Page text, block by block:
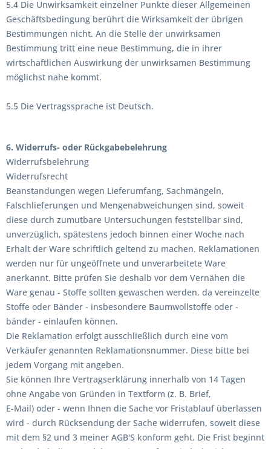
5.4 Die Unwirksamkeit einzelner Punkte dieser Allgemeinen
Geschäftsbedingung berührt die Wirksamkeit der übrigen
Bestimmungen nicht. An die Stelle der unwirksamen
Bestimmung tritt eine neue Bestimmung, die in ihrer
wirtschaftlichen Auswirkung der unwirksamen Bestimmung
möglichst nahe kommt.
5.5 Die Vertragssprache ist Deutsch.
6. Widerrufs- oder Rückgabebelehrung
Widerrufsbelehrung
Widerrufsrecht
Beanstandungen wegen Lieferumfang, Sachmängeln,
Falschlieferungen und Mengenabweichungen sind, soweit
diese durch zumutbare Untersuchungen feststellbar sind,
unverzüglich, spätestens jedoch binnen einer Woche nach
Erhalt der Ware schriftlich geltend zu machen. Reklamationen
werden nur für ungeöffnete und unverarbeitete Ware
anerkannt. Bitte prüfen Sie deshalb vor dem Vernähen die
Ware genau - Stoffe sollten gewaschen werden, da vereinzelte
Stoffe oder Bänder - insbesondere Baumwollstoffe oder -
bänder - einlaufen können.
Die Reklamation erfolgt ausschließlich durch eine vom
Verkäufer genannten Reklamationsnummer. Diese bitte bei
jedem Vorgang mit angeben.
Sie können Ihre Vertragserklärung innerhalb von 14 Tagen
ohne Angabe von Gründen in Textform (z. B. Brief,
E-Mail) oder - wenn Ihnen die Sache vor Fristablauf überlassen
wird - durch Rücksendung der Sache widerrufen, soweit diese
mit dem §2 und 3 meiner AGB'S konform geht. Die Frist beginnt